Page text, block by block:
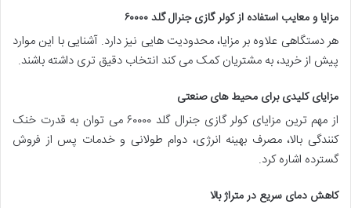
مزایا و معایب استفاده از کولر گازی جنرال گلد ۶۰۰۰۰
هر دستگاهی علاوه بر مزایا، محدودیت هایی نیز دارد. آشنایی با این موارد
پیش از خرید، به مشتریان کمک می کند انتخاب دقیق تری داشته باشند.
مزایای کلیدی برای محیط های صنعتی
از مهم ترین مزایای کولر گازی جنرال گلد ۶۰۰۰۰ می توان به قدرت خنک
کنندگی بالا، مصرف بهینه انرژی، دوام طولانی و خدمات پس از فروش
گسترده اشاره کرد.
کاهش دمای سریع در متراژ بالا